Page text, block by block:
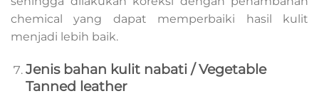
chemical yang dapat memperbaiki hasil kulit
menjadi lebih baik.
Jenis bahan kulit nabati / Vegetable
Tanned leather